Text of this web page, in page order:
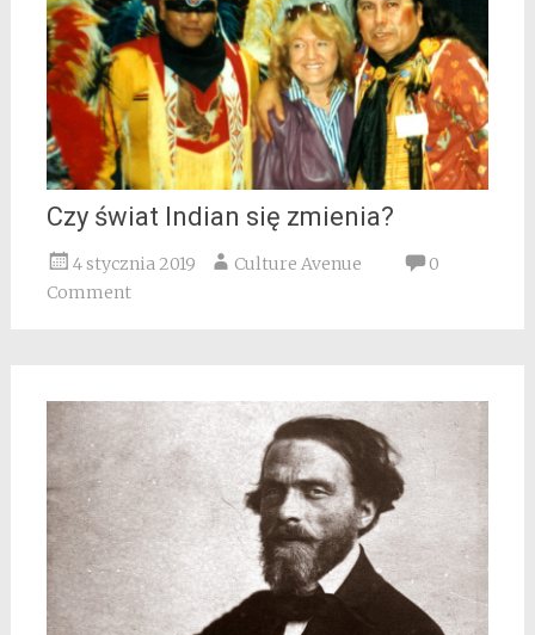
Czy świat Indian się zmienia?
4 stycznia 2019 Culture Avenue
0
Comment